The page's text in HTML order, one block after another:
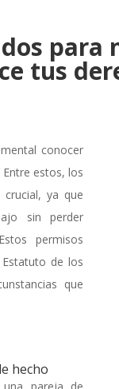
para
tus
conocer
estos, los
ya que
sin perder
permisos
de los
que
hecho